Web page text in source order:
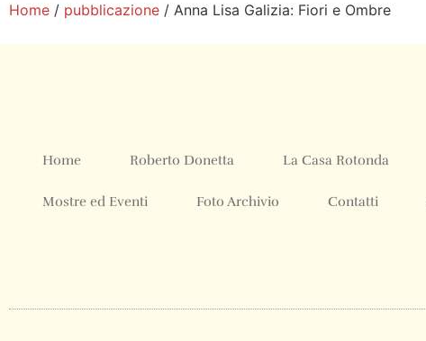
Home / pubblicazione / Anna Lisa Galizia: Fiori e Ombre
Home Roberto Donetta La Casa Rotonda
Mostre ed Eventi Foto Archivio Contatti